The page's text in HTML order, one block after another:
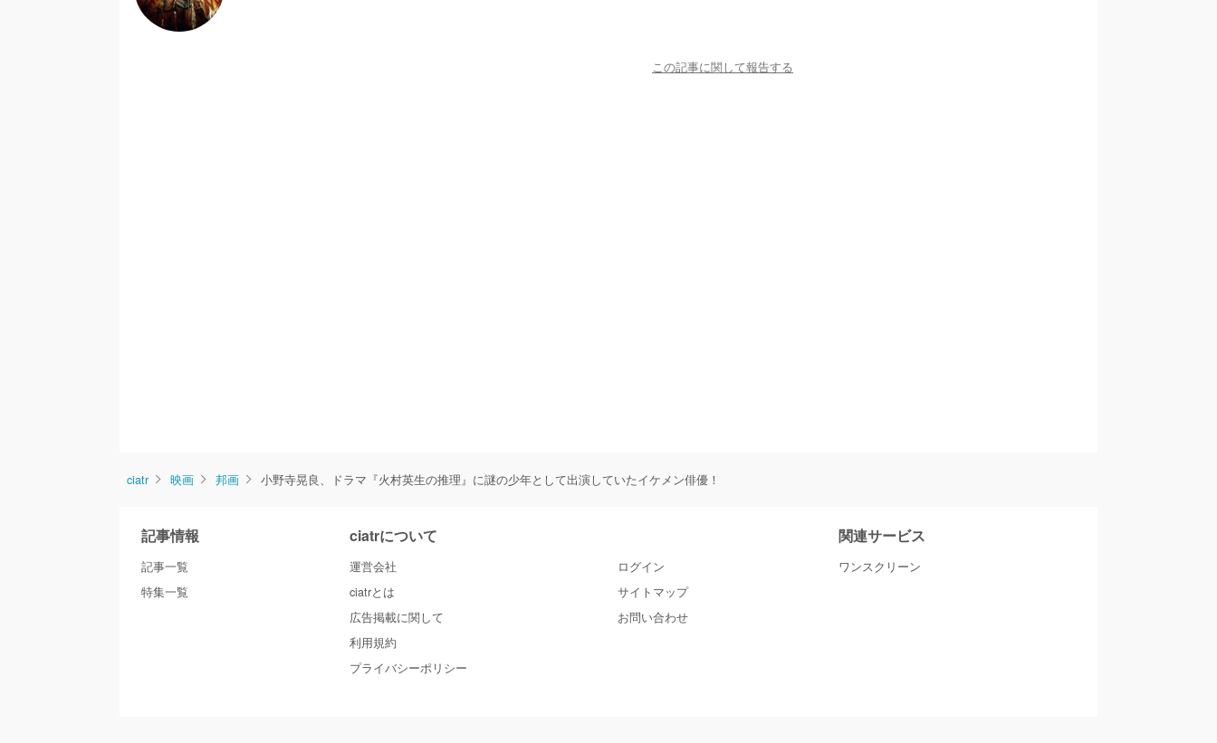
この記事に関して報告する
ciatr 映画 邦画 小野寺晃良、ドラマ『火村英生の推理』に謎の少年として出演していたイケメン俳優！
記事情報
記事一覧
特集一覧
ciatrについて
運営会社
ciatrとは
広告掲載に関して
利用規約
プライバシーポリシー
ログイン
サイトマップ
お問い合わせ
関連サービス
ワンスクリーン